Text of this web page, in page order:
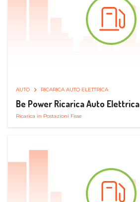
AUTO RICARICA AUTO ELETTRICA
Be Power Ricarica Auto Elettrica
Ricarica in Postazioni Fisse